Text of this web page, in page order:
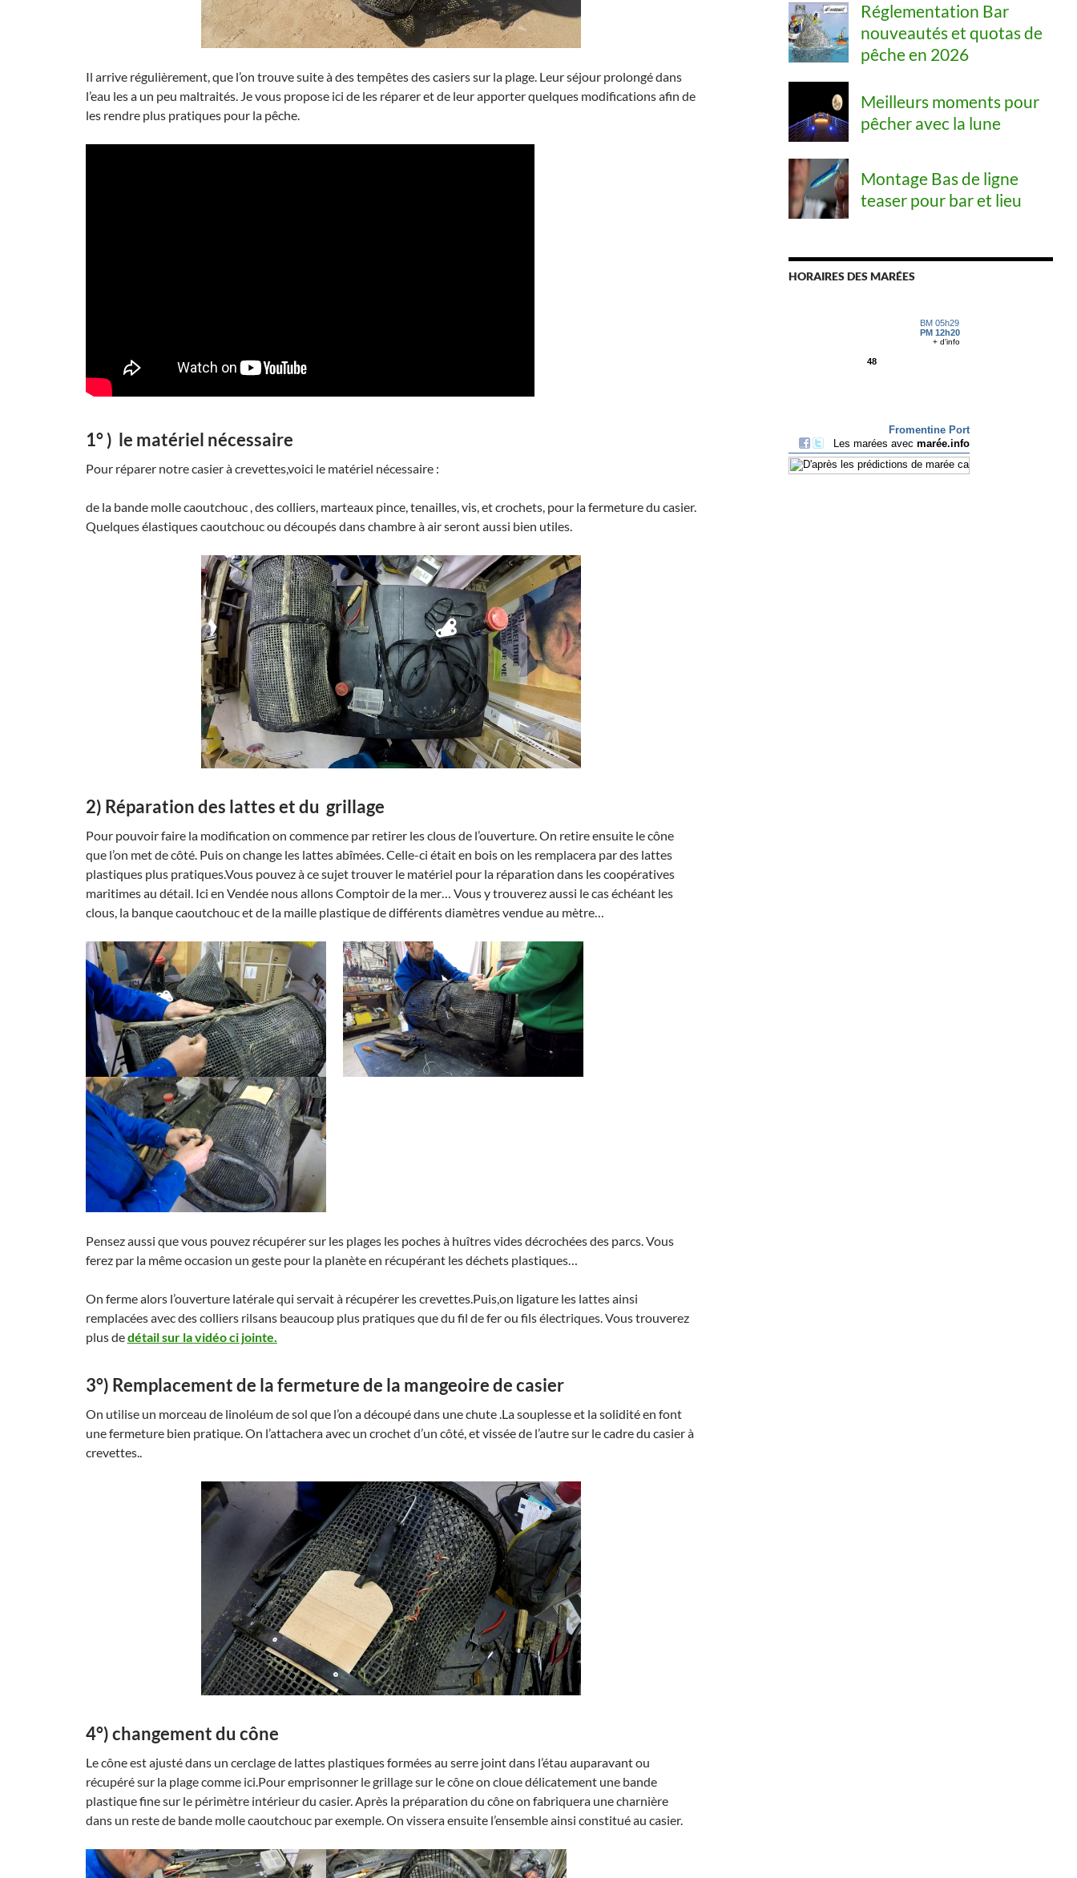
Il arrive régulièrement, que l’on trouve suite à des tempêtes des casiers sur la plage. Leur séjour prolongé dans
l’eau les a un peu maltraités. Je vous propose ici de les réparer et de leur apporter quelques modifications afin de
les rendre plus pratiques pour la pêche.
1° ) le matériel nécessaire
Pour réparer notre casier à crevettes,voici le matériel nécessaire :
de la bande molle caoutchouc , des colliers, marteaux pince, tenailles, vis, et crochets, pour la fermeture du casier.
Quelques élastiques caoutchouc ou découpés dans chambre à air seront aussi bien utiles.
2) Réparation des lattes et du grillage
Pour pouvoir faire la modification on commence par retirer les clous de l’ouverture. On retire ensuite le cône
que l’on met de côté. Puis on change les lattes abîmées. Celle-ci était en bois on les remplacera par des lattes
plastiques plus pratiques.Vous pouvez à ce sujet trouver le matériel pour la réparation dans les coopératives
maritimes au détail. Ici en Vendée nous allons Comptoir de la mer… Vous y trouverez aussi le cas échéant les
clous, la banque caoutchouc et de la maille plastique de différents diamètres vendue au mètre…
Pensez aussi que vous pouvez récupérer sur les plages les poches à huîtres vides décrochées des parcs. Vous
ferez par la même occasion un geste pour la planète en récupérant les déchets plastiques…
On ferme alors l’ouverture latérale qui servait à récupérer les crevettes.Puis,on ligature les lattes ainsi
remplacées avec des colliers rilsans beaucoup plus pratiques que du fil de fer ou fils électriques. Vous trouverez
plus dedétail sur la vidéo ci jointe.
3°) Remplacement de la fermeture de la mangeoire de casier
On utilise un morceau de linoléum de sol que l’on a découpé dans une chute .La souplesse et la solidité en font
une fermeture bien pratique. On l’attachera avec un crochet d’un côté, et vissée de l’autre sur le cadre du casier à
crevettes..
4°) changement du cône
Le cône est ajusté dans un cerclage de lattes plastiques formées au serre joint dans l’étau auparavant ou
récupéré sur la plage comme ici.Pour emprisonner le grillage sur le cône on cloue délicatement une bande
plastique fine sur le périmètre intérieur du casier. Après la préparation du cône on fabriquera une charnière
dans un reste de bande molle caoutchouc par exemple. On vissera ensuite l’ensemble ainsi constitué au casier.
Réglementation Bar
nouveautés et quotas de
pêche en 2026
Meilleurs moments pour
pêcher avec la lune
Montage Bas de ligne
teaser pour bar et lieu
HORAIRES DES MARÉES